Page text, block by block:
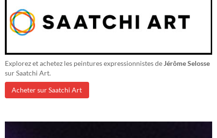
Explorez et achetez les peintures expressionnistes deJérôme Selosse
sur Saatchi Art.
Acheter sur Saatchi Art